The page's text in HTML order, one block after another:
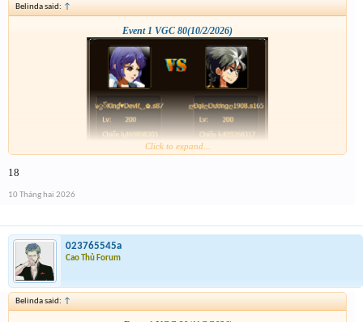
Belinda said: ↑
Event 1 VGC 80(10/2/2026)
Click to expand...
18
10 Tháng hai 2026
023765545a
Cao Thủ Forum
Belinda said: ↑